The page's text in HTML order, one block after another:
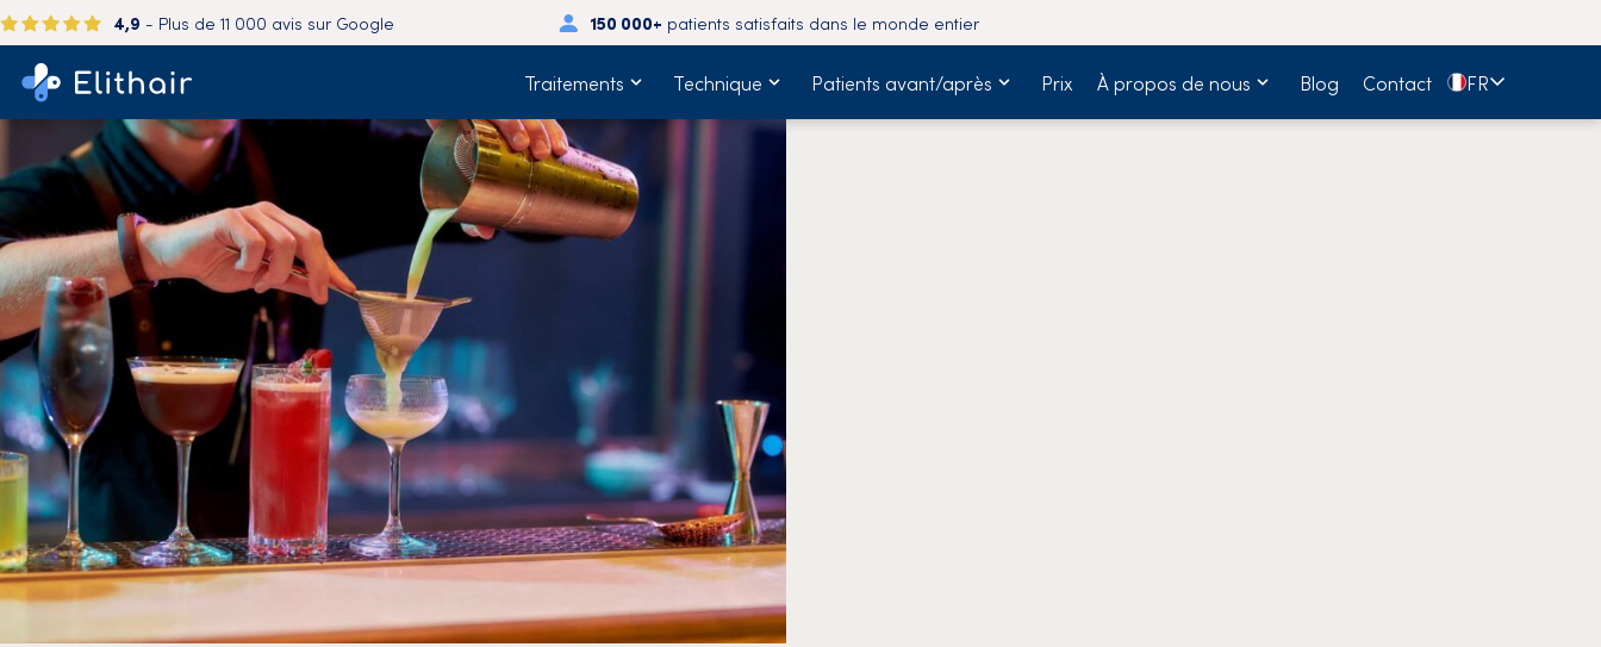
4,9 - Plus de 11 000 avis sur Google 150 000+ patients satisfaits dans le monde entier
Traitements Technique Patients avant/après Prix À propos de nous Blog Contact 🇫🇷FR